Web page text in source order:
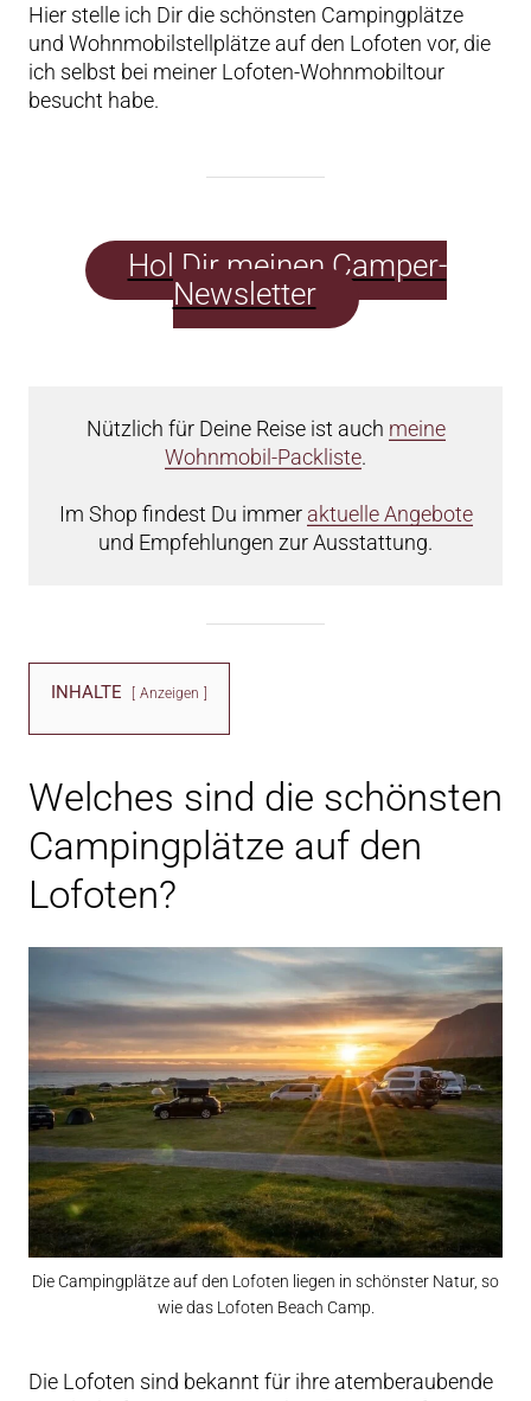
Hier stelle ich Dir die schönsten Campingplätze
und Wohnmobilstellplätze auf den Lofoten vor, die
ich selbst bei meiner Lofoten-Wohnmobiltour
besucht habe.
Hol Dir meinen Camper-
Newsletter
Nützlich für Deine Reise ist auch meine
Wohnmobil-Packliste.
Im Shop findest Du immer aktuelle Angebote
und Empfehlungen zur Ausstattung.
INHALTE Anzeigen
Welches sind die schönsten
Campingplätze auf den
Lofoten?
Die Campingplätze auf den Lofoten liegen in schönster Natur, so
wie das Lofoten Beach Camp.
Die Lofoten sind bekannt für ihre atemberaubende